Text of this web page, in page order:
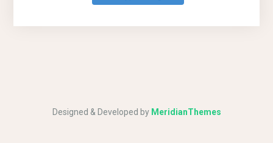
Designed & Developed by MeridianThemes